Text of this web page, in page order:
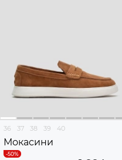
36 37 38 39 40
Мокасини